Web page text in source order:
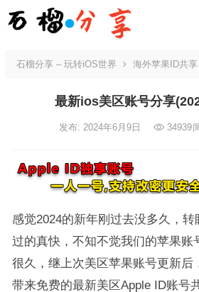
石榴分享 – 玩转iOS世界 海外苹果ID共享
最新ios美区账号分享
发布: 2024年6月9日 34939
感觉2024的新年刚过去没多久，
过的真快，不知不觉我们的苹果账
很久，继上次美区苹果账号更新后
带来免费的最新美区Apple ID账号